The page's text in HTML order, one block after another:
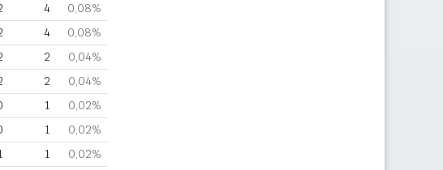
4
0,08%
4
0,08%
2
0,04%
2
0,04%
1
0,02%
1
0,02%
1
0,02%